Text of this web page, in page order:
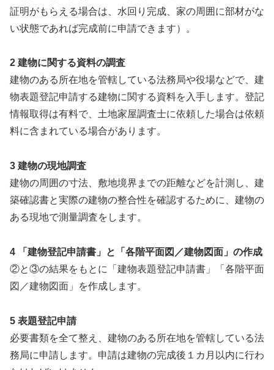
証明がもらえる場合は、水回り完成、家の周囲に部材がな
い状態であれば完成前に申請できます）。
2 建物に関する資料の調査
建物のある所在地を管轄している法務局や役場などで、建
物表題登記申請する建物に関する資料を入手します。登記
情報取得は有料で、土地家屋調査士に依頼した場合は依頼
料に含まれている場合があります。
3 建物の現地調査
建物の周囲の寸法、敷地境界までの距離などを計測し、建
築確認書と実際の建物の整合性を確認するために、建物の
ある現地で測量調査をします。
4 「建物登記申請書」と「各階平面図／建物図面」の作成
②と③の結果をもとに「建物表題登記申請書」「各階平面
図／建物図面」を作成します。
5 表題登記申請
必要書類を全て整え、建物のある所在地を管轄している法
務局に申請します。申請は建物の完成後１カ月以内に行わ